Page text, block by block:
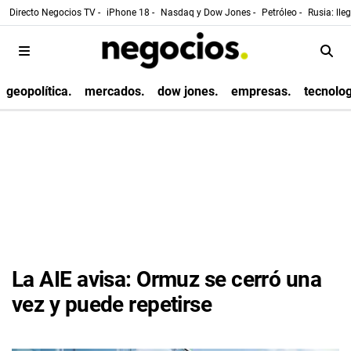
Directo Negocios TV - iPhone 18 - Nasdaq y Dow Jones - Petróleo - Rusia:
geopolítica. mercados. dow jones. empresas.
La AIE avisa: Ormuz se cerró una
vez y puede repetirse